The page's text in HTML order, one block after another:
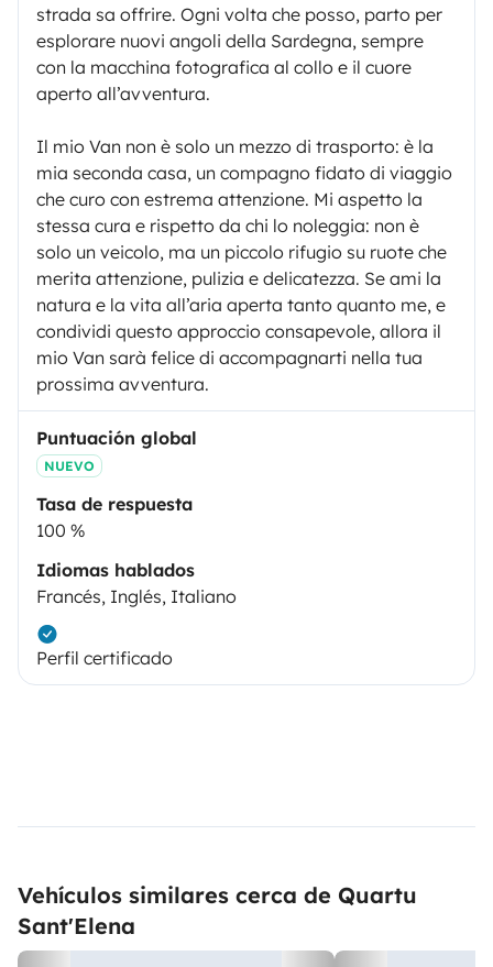
strada sa offrire. Ogni volta che posso, parto per
esplorare nuovi angoli della Sardegna, sempre
con la macchina fotografica al collo e il cuore
aperto all’avventura.
Il mio Van non è solo un mezzo di trasporto: è la
mia seconda casa, un compagno fidato di viaggio
che curo con estrema attenzione. Mi aspetto la
stessa cura e rispetto da chi lo noleggia: non è
solo un veicolo, ma un piccolo rifugio su ruote che
merita attenzione, pulizia e delicatezza. Se ami la
natura e la vita all’aria aperta tanto quanto me, e
condividi questo approccio consapevole, allora il
mio Van sarà felice di accompagnarti nella tua
prossima avventura.
Puntuación global
NUEVO
Tasa de respuesta
100 %
Idiomas hablados
Francés, Inglés, Italiano
Perfil certificado
Vehículos similares cerca de Quartu
Sant'Elena